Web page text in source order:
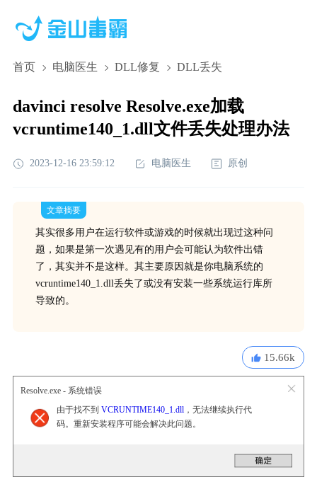
首页 电脑医生 DLL修复 DLL丢失
davinci resolve Resolve.exe加载
vcruntime140_1.dll文件丢失处理办法
2023-12-16 23:59:12 电脑医生 原创
文章摘要
其实很多用户在运行软件或游戏的时候就出现过这种问
题，如果是第一次遇见有的用户会可能认为软件出错
了，其实并不是这样。其主要原因就是你电脑系统的
vcruntime140_1.dll丢失了或没有安装一些系统运行库所
导致的。
15.66k
Resolve.exe - 系统错误
由于找不到 VCRUNTIME140_1.dll，无法继续执行代
码。重新安装程序可能会解决此问题。